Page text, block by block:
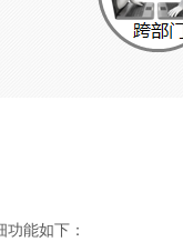
能如下：